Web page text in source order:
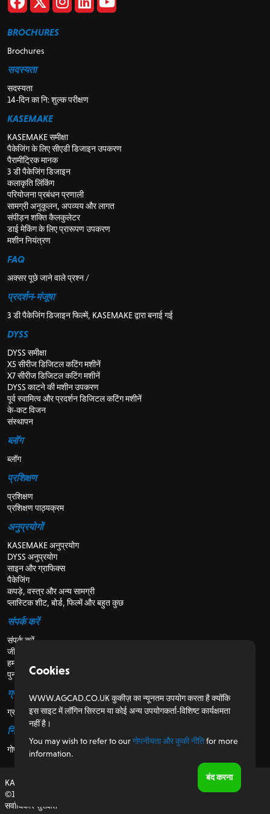
BROCHURES
Brochures
सदस्यता
सदस्यता
14-दिन का नि: शुल्क परीक्षण
KASEMAKE
KASEMAKE समीक्षा
पैकेजिंग के लिए सीएडी डिजाइन उपकरण
पैरामीट्रिक मानक
3 डी पैकेजिंग डिजाइन
कलाकृति लिंकिंग
परियोजना प्रबंधन प्रणाली
सामग्री अनुकूलन, अपव्यय और लागत
संपीड़न शक्ति कैलकुलेटर
डाई मेकिंग के लिए प्रारूपण उपकरण
मशीन नियंत्रण
FAQ
अक्सर पूछे जाने वाले प्रश्न /
प्रदर्शन-मंजूषा
3 डी पैकेजिंग डिजाइन फिल्में, KASEMAKE द्वारा बनाई गई
DYSS
DYSS समीक्षा
X5 सीरीज डिजिटल कटिंग मशीनें
X7 सीरीज डिजिटल कटिंग मशीनें
DYSS काटने की मशीन उपकरण
पूर्व स्वामित्व और प्रदर्शन डिजिटल कटिंग मशीनें
के-कट विजन
संस्थापन
ब्लॉग
ब्लॉग
प्रशिक्षण
प्रशिक्षण
प्रशिक्षण पाठ्यक्रम
अनुप्रयोगों
KASEMAKE अनुप्रयोग
DYSS अनुप्रयोग
साइन और ग्राफिक्स
पैकेजिंग
कपड़े, वस्त्र और अन्य सामग्री
प्लास्टिक शीट, बोर्ड, फिल्में और बहुत कुछ
संपर्क करें
संपर्क करें
जीविका
हमारे बारे में
पुनर्विक्रेताओं के लिए
ग्राहकों के लिए
ग्राहक पोर्टल
नियामक
गोपनीयता और कुकी नीति
KASEMAKE, यूके में डिजाइन और विकसित
©1987-2026 AG/CAD Limited
सर्वाधिकार सुरक्षित
Cookies
WWW.AGCAD.CO.UK कुकीज़ का न्यूनतम उपयोग करता है क्योंकि
इस साइट में लॉगिन सिस्टम या कोई अन्य उपयोगकर्ता-विशिष्ट कार्यक्षमता
नहीं है।
You may wish to refer to ourगोपनीयता और कुकी नीतिfor more
information.
बंद करना